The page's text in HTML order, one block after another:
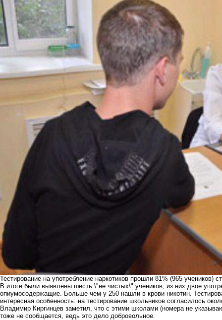
Тестирование на употребление наркотиков прошли 81% (965 учеников)
В итоге были выявлены шесть \"не чистых\" учеников, из них двое
опиумосодержащие. Больше чем у 250 нашли в крови никотин.
интересная особенность: на тестирование школьников согласилось
Владимир Киргинцев заметил, что с этими школами (номера не
тоже не сообщается, ведь это дело добровольное.